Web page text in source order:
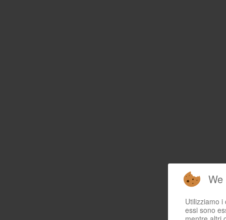
Utilizziamo
essi sono